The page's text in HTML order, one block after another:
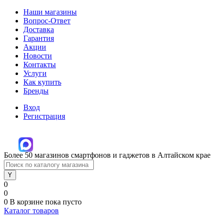
Наши магазины
Вопрос-Ответ
Доставка
Гарантия
Акции
Новости
Контакты
Услуги
Как купить
Бренды
Вход
Регистрация
Более 50 магазинов смартфонов и гаджетов в Алтайском крае
0
0
0 В корзине пока пусто
Каталог товаров